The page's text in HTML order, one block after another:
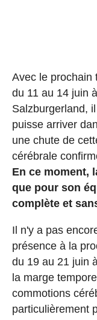
Avec le prochain
du 11 au 14 juin
Salzburgerland,
puisse arriver
une chute de
cérébrale
En ce moment,
que pour son
complète et
Il n'y a pas
présence à la
du 19 au 21 juin
la marge
commotions
particulièrement